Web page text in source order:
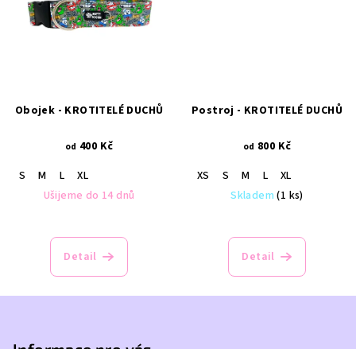
Obojek - KROTITELÉ DUCHŮ
od 400 Kč
S
M L
XL
Ušijeme do 14 dnů
Detail
Postroj - KROTITELÉ DUCHŮ
od 800 Kč
XS
S M L
XL
Skladem(1 ks)
Detail